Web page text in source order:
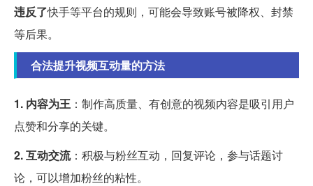
违反了快手等平台的规则，可能会导致账号被降权、封禁
等后果。
合法提升视频互动量的方法
1. 内容为王 ：制作高质量、有创意的视频内容是吸引用户
点赞和分享的关键。
2. 互动交流：积极与粉丝互动，回复评论，参与话题讨
论，可以增加粉丝的粘性。